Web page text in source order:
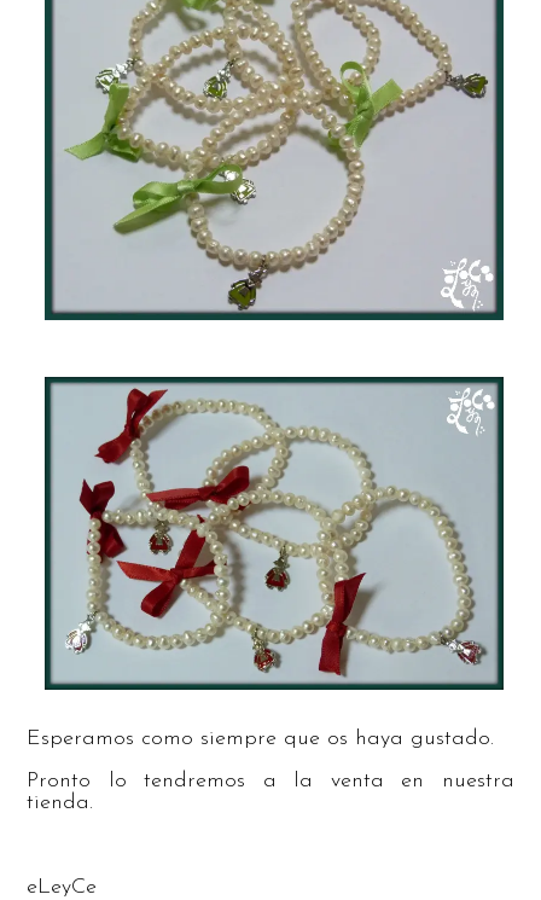
Esperamos como siempre que os haya gustado.
Pronto lo tendremos a la venta en nuestra
tienda.
eLeyCe